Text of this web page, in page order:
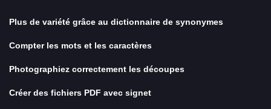
Plus de variété grâce au dictionnaire de synonymes
Compter les mots et les caractères
Photographiez correctement les découpes
Créer des fichiers PDF avec signet